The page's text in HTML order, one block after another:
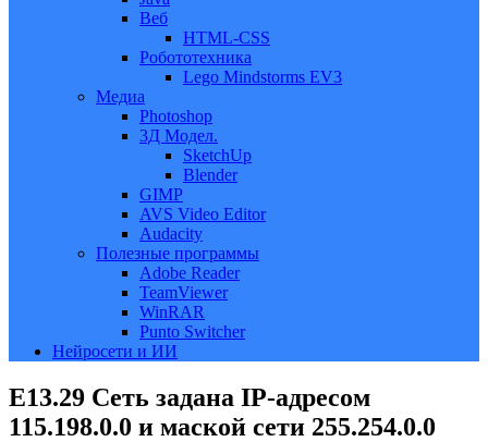
Веб
HTML-CSS
Робототехника
Lego Mindstorms EV3
Медиа
Photoshop
3Д Модел.
SketchUp
Blender
GIMP
AVS Video Editor
Audacity
Полезные программы
Adobe Reader
TeamViewer
WinRAR
Punto Switcher
Нейросети и ИИ
Е13.29 Сеть задана IP-адресом
115.198.0.0 и маской сети 255.254.0.0